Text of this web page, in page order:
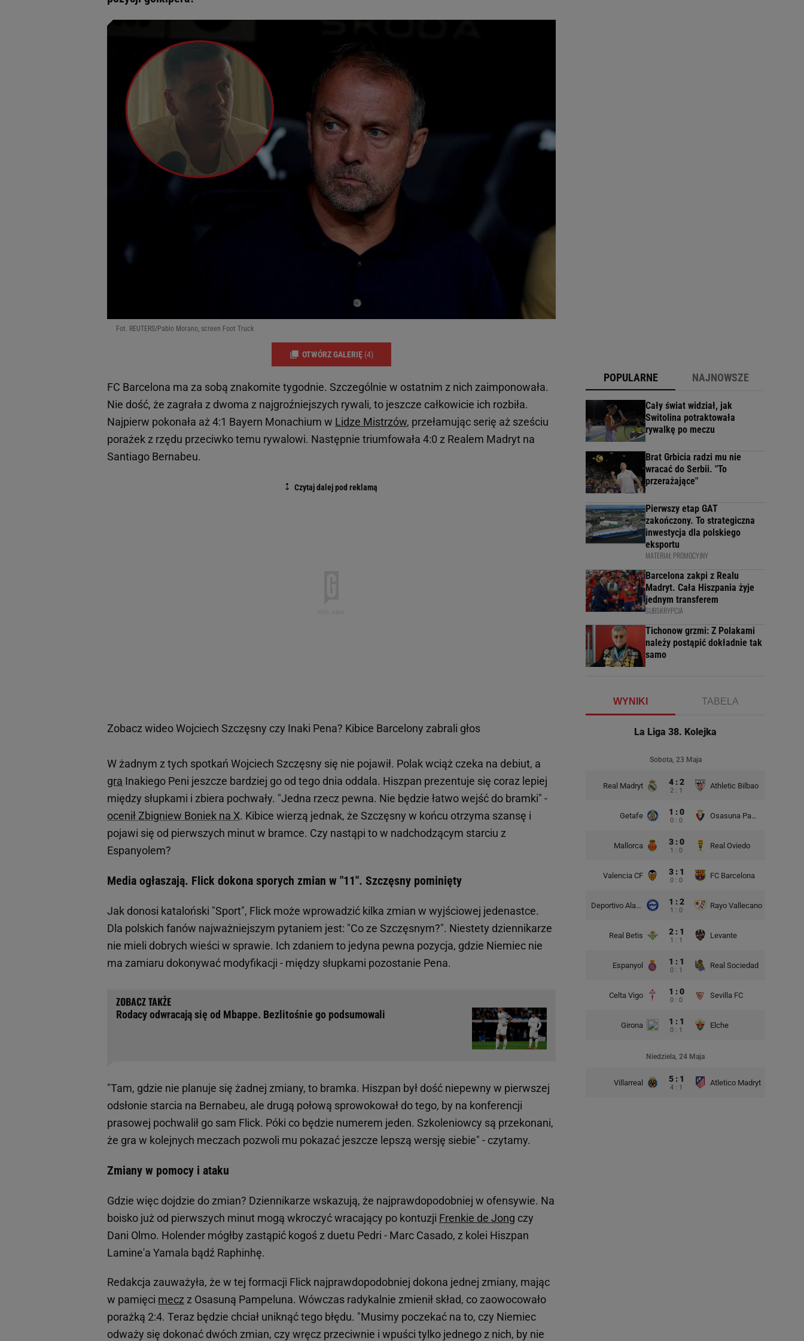
Fot. REUTERS/Pablo Morano, screen Foot Truck
OTWÓRZ GALERIĘ (4)
FC Barcelona ma za sobą znakomite tygodnie. Szczególnie w ostatnim z nich zaimponowała.
Nie dość, że zagrała z dwoma z najgroźniejszych rywali, to jeszcze całkowicie ich rozbiła.
Najpierw pokonała aż 4:1 Bayern Monachium w Lidze Mistrzów, przełamując serię aż sześciu
porażek z rzędu przeciwko temu rywalowi. Następnie triumfowała 4:0 z Realem Madryt na
Santiago Bernabeu.
Zobacz wideoWojciech Szczęsny czy Inaki Pena? Kibice Barcelony zabrali głos
W żadnym z tych spotkań Wojciech Szczęsny się nie pojawił. Polak wciąż czeka na debiut, a
gra Inakiego Peni jeszcze bardziej go od tego dnia oddala. Hiszpan prezentuje się coraz lepiej
między słupkami i zbiera pochwały. "Jedna rzecz pewna. Nie będzie łatwo wejść do bramki" -
ocenił Zbigniew Boniek na X. Kibice wierzą jednak, że Szczęsny w końcu otrzyma szansę i
pojawi się od pierwszych minut w bramce. Czy nastąpi to w nadchodzącym starciu z
Espanyolem?
Media ogłaszają. Flick dokona sporych zmian w "11". Szczęsny pominięty
Jak donosi kataloński "Sport", Flick może wprowadzić kilka zmian w wyjściowej jedenastce.
Dla polskich fanów najważniejszym pytaniem jest: "Co ze Szczęsnym?". Niestety dziennikarze
nie mieli dobrych wieści w sprawie. Ich zdaniem to jedyna pewna pozycja, gdzie Niemiec nie
ma zamiaru dokonywać modyfikacji - między słupkami pozostanie Pena.
Rodacy odwracają się od Mbappe. Bezlitośnie go podsumowali
"Tam, gdzie nie planuje się żadnej zmiany, to bramka. Hiszpan był dość niepewny w pierwszej
odsłonie starcia na Bernabeu, ale drugą połową sprowokował do tego, by na konferencji
prasowej pochwalił go sam Flick. Póki co będzie numerem jeden. Szkoleniowcy są przekonani,
że gra w kolejnych meczach pozwoli mu pokazać jeszcze lepszą wersję siebie" - czytamy.
Zmiany w pomocy i ataku
Gdzie więc dojdzie do zmian? Dziennikarze wskazują, że najprawdopodobniej w ofensywie. Na
boisko już od pierwszych minut mogą wkroczyć wracający po kontuzji Frenkie de Jong czy
Dani Olmo. Holender mógłby zastąpić kogoś z duetu Pedri - Marc Casado, z kolei Hiszpan
Lamine'a Yamala bądź Raphinhę.
Redakcja zauważyła, że w tej formacji Flick najprawdopodobniej dokona jednej zmiany, mając
w pamięci meczz Osasuną Pampeluna. Wówczas radykalnie zmienił skład, co zaowocowało
porażką 2:4. Teraz będzie chciał uniknąć tego błędu. "Musimy poczekać na to, czy Niemiec
odważy się dokonać dwóch zmian, czy wręcz przeciwnie i wpuści tylko jednego z nich, by nie
POPULARNE NAJNOWSZE
Cały świat widział, jak
Switolina potraktowała
rywalkę po meczu
Brat Grbicia radzi mu nie
wracać do Serbii. "To
przerażające"
Pierwszy etap GAT
zakończony. To strategiczna
inwestycja dla polskiego
eksportu
MATERIAŁ PROMOCYJNY
Barcelona zakpi z Realu
Madryt. Cała Hiszpania żyje
jednym transferem
SUBSKRYPCJA
Tichonow grzmi: Z Polakami
należy postąpić dokładnie tak
samo
WYNIKI TABELA
La Liga 38. Kolejka
Sobota, 23 Maja
Real Madryt 4 : 2
2 : 1
Athletic Bilbao
Getafe 1 : 0
0 : 0
Osasuna Pampeluna
Mallorca 3 : 0
1 : 0
Real Oviedo
Valencia CF 3 : 1
0 : 0
FC Barcelona
Deportivo Alaves 1 : 2
1 : 0
Rayo Vallecano
Real Betis 2 : 1
1 : 1
Levante
Espanyol 1 : 1
0 : 1
Real Sociedad
Celta Vigo 1 : 0
0 : 0
Sevilla FC
Girona 1 : 1
0 : 1
Elche
Niedziela, 24 Maja
Villarreal 5 : 1
4 : 1
Atletico Madryt